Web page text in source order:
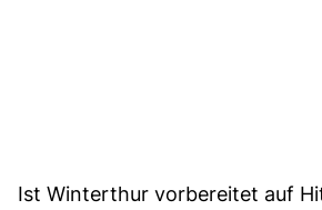
Ist Winterthur vorbereitet auf